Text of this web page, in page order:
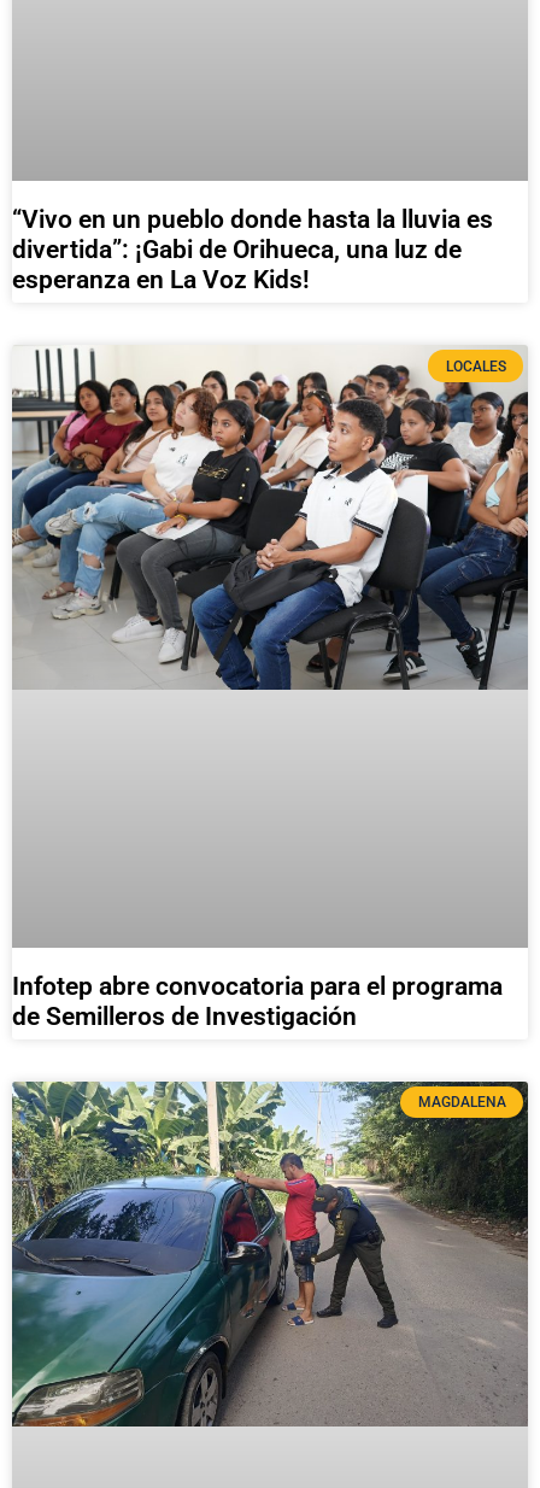
“Vivo en un pueblo donde hasta la lluvia es
divertida”: ¡Gabi de Orihueca, una luz de
esperanza en La Voz Kids!
LOCALES
Infotep abre convocatoria para el programa
de Semilleros de Investigación
MAGDALENA